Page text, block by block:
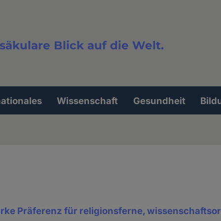
Blick auf die Welt.
Wissenschaft Gesundheit
Präferenz für religionsferne,